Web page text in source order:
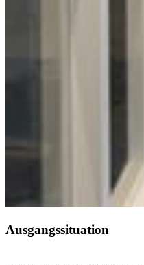
Ausgangssituation